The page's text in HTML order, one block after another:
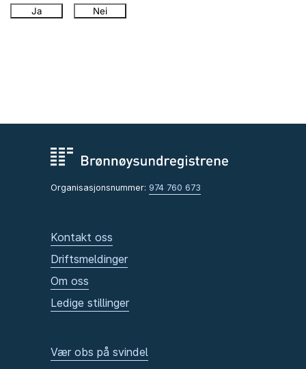
Ja Nei
Organisasjonsnummer: 974 760 673
Kontakt oss
Driftsmeldinger
Om oss
Ledige stillinger
Vær obs på svindel